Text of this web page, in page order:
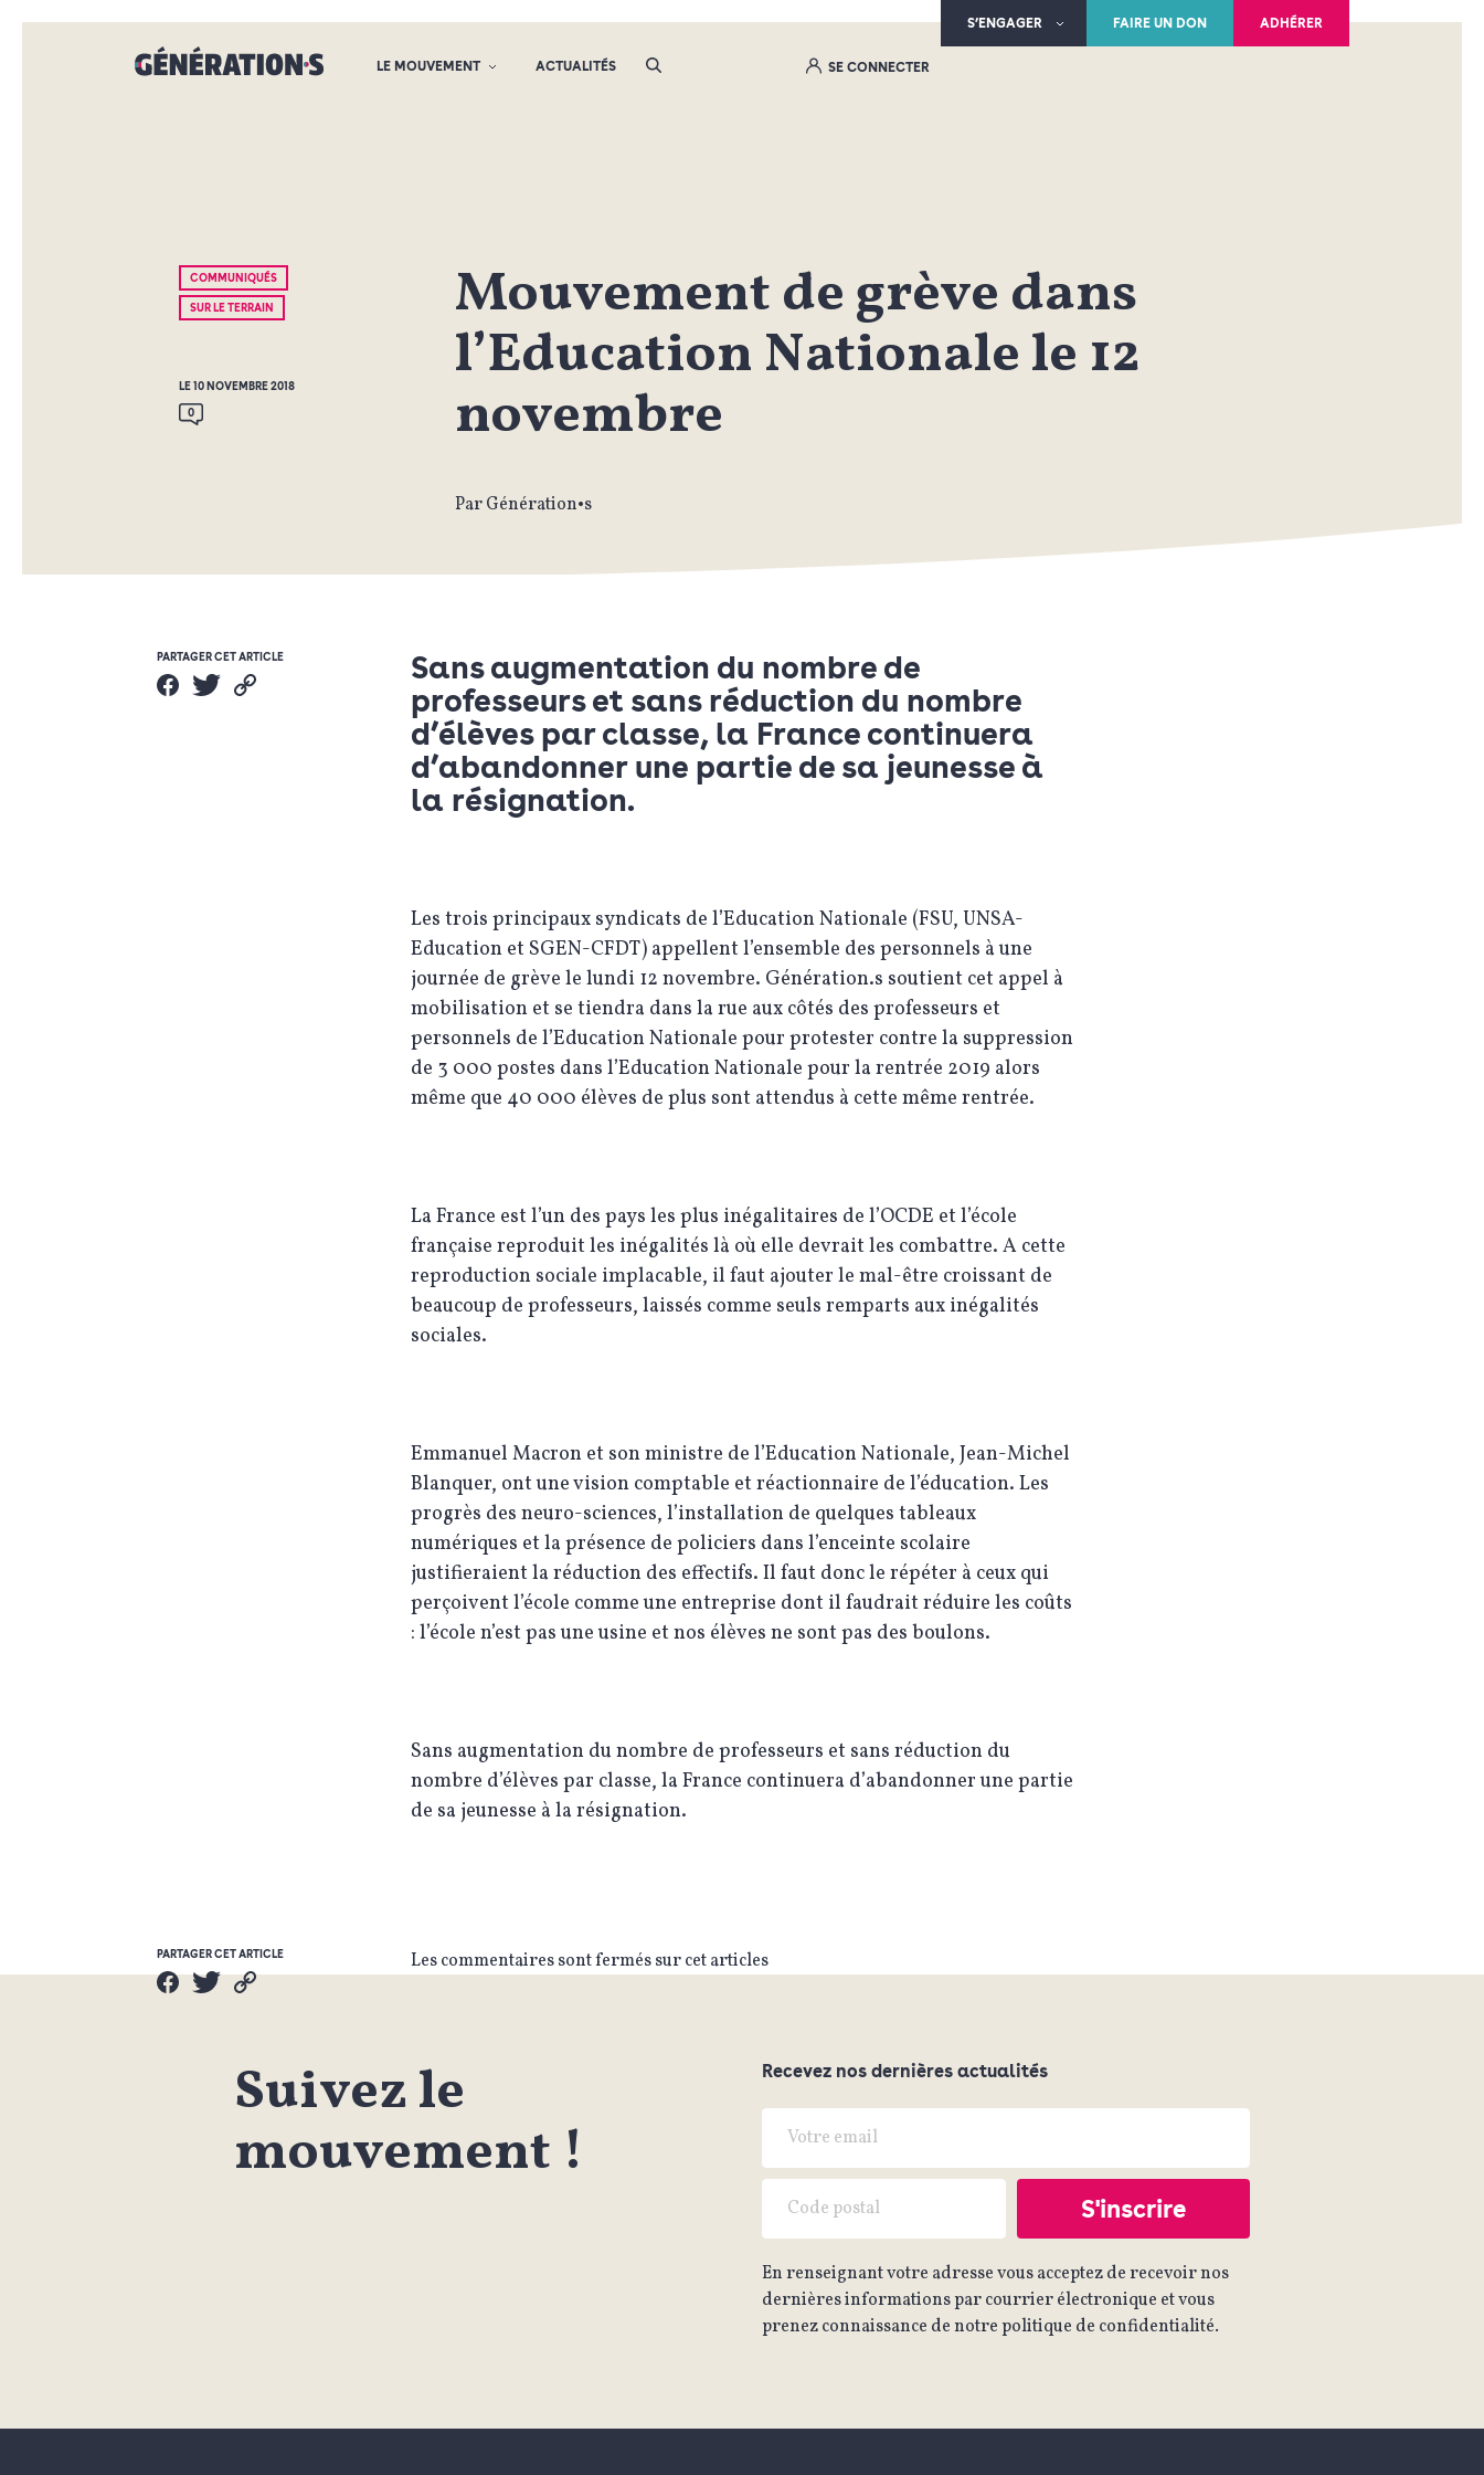
S’ENGAGER FAIRE UN DON ADHÉRER
LE MOUVEMENT ACTUALITÉS SE CONNECTER
COMMUNIQUÉS
SUR LE TERRAIN
LE 10 NOVEMBRE 2018
0
Mouvement de grève dans
l’Education Nationale le 12
novembre
Par Génération•s
PARTAGER CET ARTICLE
Sans augmentation du nombre de
professeurs et sans réduction du nombre
d’élèves par classe, la France continuera
d’abandonner une partie de sa jeunesse à
la résignation.
Les trois principaux syndicats de l’Education Nationale (FSU, UNSA-
Education et SGEN-CFDT) appellent l’ensemble des personnels à une
journée de grève le lundi 12 novembre. Génération.s soutient cet appel à
mobilisation et se tiendra dans la rue aux côtés des professeurs et
personnels de l’Education Nationale pour protester contre la suppression
de 3 000 postes dans l’Education Nationale pour la rentrée 2019 alors
même que 40 000 élèves de plus sont attendus à cette même rentrée.
La France est l’un des pays les plus inégalitaires de l’OCDE et l’école
française reproduit les inégalités là où elle devrait les combattre. A cette
reproduction sociale implacable, il faut ajouter le mal-être croissant de
beaucoup de professeurs, laissés comme seuls remparts aux inégalités
sociales.
Emmanuel Macron et son ministre de l’Education Nationale, Jean-Michel
Blanquer, ont une vision comptable et réactionnaire de l’éducation. Les
progrès des neuro-sciences, l’installation de quelques tableaux
numériques et la présence de policiers dans l’enceinte scolaire
justifieraient la réduction des effectifs. Il faut donc le répéter à ceux qui
perçoivent l’école comme une entreprise dont il faudrait réduire les coûts
: l’école n’est pas une usine et nos élèves ne sont pas des boulons.
Sans augmentation du nombre de professeurs et sans réduction du
nombre d’élèves par classe, la France continuera d’abandonner une partie
de sa jeunesse à la résignation.
PARTAGER CET ARTICLE Les commentaires sont fermés sur cet articles
Suivez le
mouvement !
Recevez nos dernières actualités
En renseignant votre adresse vous acceptez de recevoir nos
dernières informations par courrier électronique et vous
prenez connaissance de notre politique de confidentialité.